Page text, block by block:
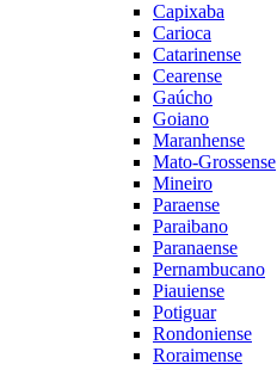
Capixaba
Carioca
Catarinense
Cearense
Gaúcho
Goiano
Maranhense
Mato-Grossense
Mineiro
Paraense
Paraibano
Paranaense
Pernambucano
Piauiense
Potiguar
Rondoniense
Roraimense